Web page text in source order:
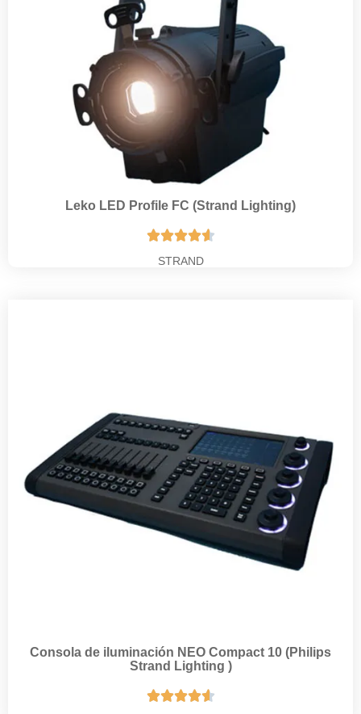
Leko LED Profile FC (Strand Lighting)

STRAND
Consola de iluminación NEO Compact 10 (Philips
Strand Lighting )
